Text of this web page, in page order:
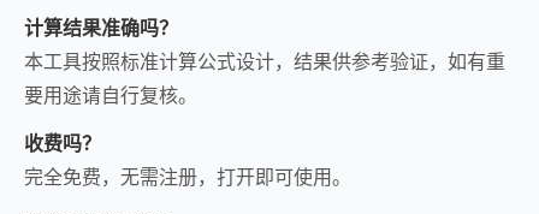
计算结果准确吗？
本工具按照标准计算公式设计，结果供参考验证，如有重
要用途请自行复核。
收费吗？
完全免费，无需注册，打开即可使用。